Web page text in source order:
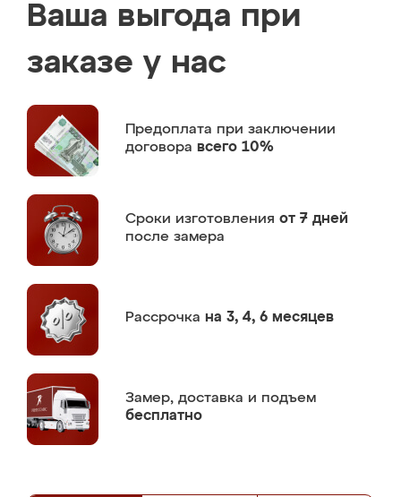
Ваша выгода при
заказе у нас
Предоплата при заключении
договора всего 10%
Сроки изготовления от 7 дней
после замера
Рассрочка на 3, 4, 6 месяцев
Замер, доставка и подъем
бесплатно